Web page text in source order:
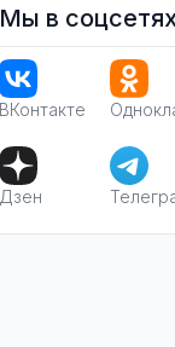
Мы в
ВКонтакте
Дзен